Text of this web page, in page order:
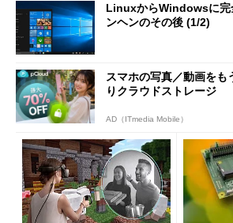
LinuxからWindowsに完
ンヘンのその後 (1/2)
スマホの写真／動画をも
りクラウドストレージ
AD（ITmedia Mobile）